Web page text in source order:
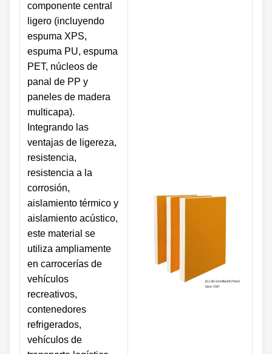
componente central
ligero (incluyendo
espuma XPS,
espuma PU, espuma
PET, núcleos de
panal de PP y
paneles de madera
multicapa).
Integrando las
ventajas de ligereza,
resistencia,
resistencia a la
corrosión,
aislamiento térmico y
aislamiento acústico,
este material se
utiliza ampliamente
en carrocerías de
vehículos
recreativos,
contenedores
refrigerados,
vehículos de